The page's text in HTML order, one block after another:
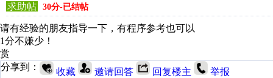
求助帖 30分-已结帖
请有经验的朋友指导一下，有程序参考也可以
1分不嫌少！
赏
分享到：
收藏 邀请回答 回复楼主 举报